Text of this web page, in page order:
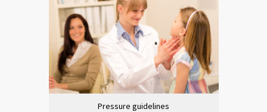
Pressure guidelines